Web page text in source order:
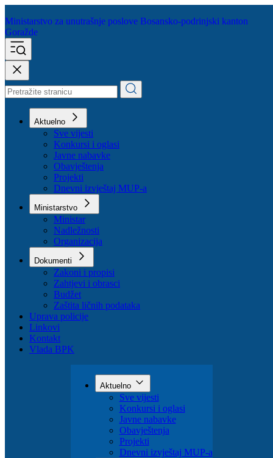
Ministarstvo za unutrašnje poslove Bosansko-podrinjski kanton
Goražde
Aktuelno
Sve vijesti
Konkursi i oglasi
Javne nabavke
Obavještenja
Projekti
Dnevni izvještaj MUP-a
Ministarstvo
Ministar
Nadležnosti
Organizacija
Dokumenti
Zakoni i propisi
Zahtjevi i obrasci
Budžet
Zaštita ličnih podataka
Uprava policije
Linkovi
Kontakt
Vlada BPK
Aktuelno
Sve vijesti
Konkursi i oglasi
Javne nabavke
Obavještenja
Projekti
Dnevni izvještaj MUP-a